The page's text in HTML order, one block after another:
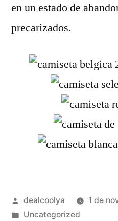
en un estado de
precarizados.
Publicado
por
dealcoolya
1 de
Publicado
Uncategorized